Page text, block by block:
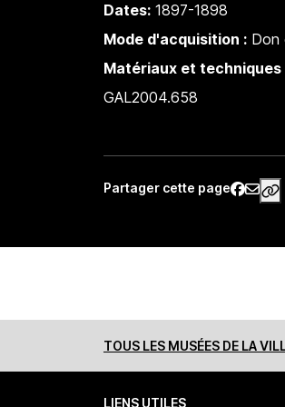
Dates: 1897-1898
Mode d'acquisition : Don
Matériaux et techniques
GAL2004.658
Partager cette page
TOUS LES MUSÉES DE LA
LIENS UTILES